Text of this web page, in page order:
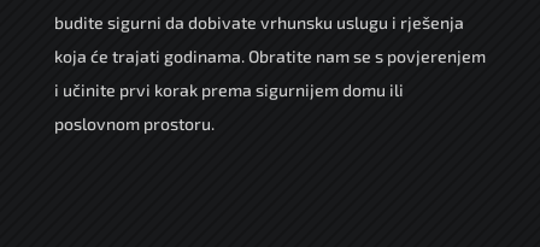
budite sigurni da dobivate vrhunsku uslugu i rješenja
koja će trajati godinama. Obratite nam se s povjerenjem
i učinite prvi korak prema sigurnijem domu ili
poslovnom prostoru.